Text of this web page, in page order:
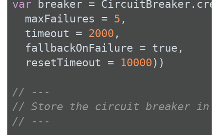
var breaker =
  maxFailures =
5 ,
  timeout =
2000 ,
  fallbackOnFailure =
true ,
  resetTimeout =
10000 ))
// ---
// Store the circuit breaker in
// ---